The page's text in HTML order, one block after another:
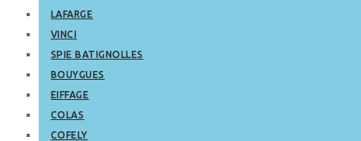
LAFARGE
VINCI
SPIE BATIGNOLLES
BOUYGUES
EIFFAGE
COLAS
COFELY